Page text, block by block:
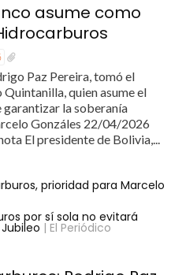
asume como
Paz Pereira, tomó el
quien asume el
la soberanía
Gonzáles 22/04/2026
El presidente de Bolivia,...
prioridad para Marcelo
por sí sola no evitará
| El Periódico